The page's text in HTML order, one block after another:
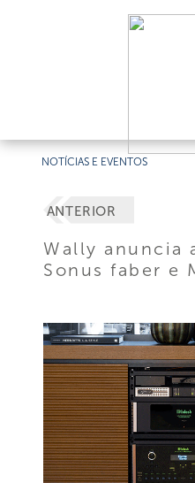
NOTÍCIAS E EVENTOS
ANTERIOR
Wally anuncia
Sonus faber e